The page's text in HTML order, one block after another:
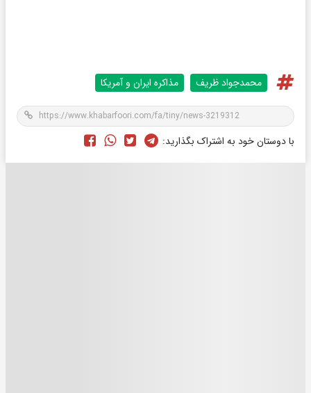
محمدجواد ظريف مذاکره ایران و آمریکا
با دوستان خود به اشتراک بگذارید: